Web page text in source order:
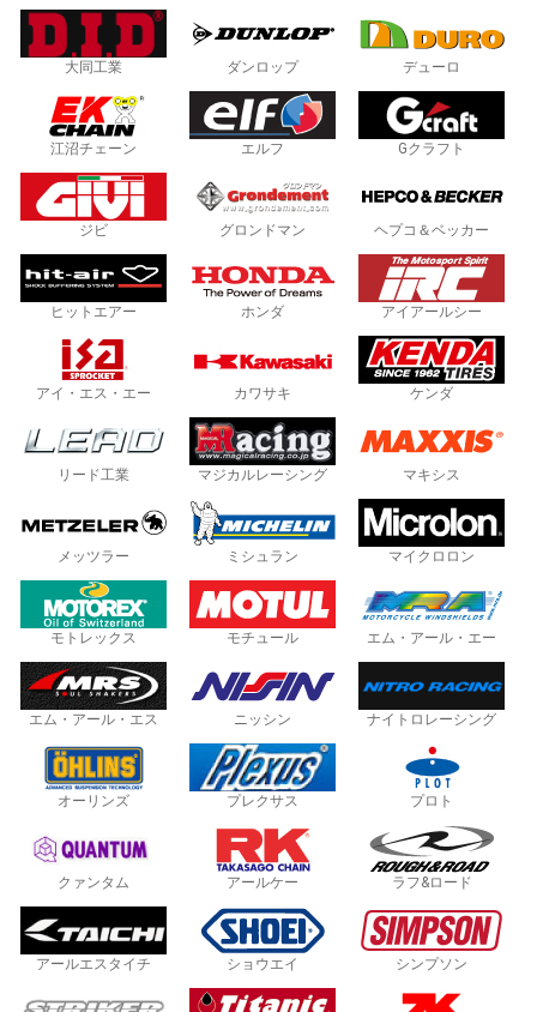
大同工業 ダンロップ デューロ
江沼チェーン エルフ Gクラフト
ジビ グロンドマン ヘプコ＆ベッカー
ヒットエアー ホンダ アイアールシー
アイ・エス・エー カワサキ ケンダ
リード工業 マジカルレーシング マキシス
メッツラー ミシュラン マイクロロン
モトレックス モチュール エム・アール・エー
エム・アール・エス ニッシン ナイトロレーシング
オーリンズ プレクサス プロト
クァンタム アールケー ラフ&ロード
アールエスタイチ ショウエイ シンプソン